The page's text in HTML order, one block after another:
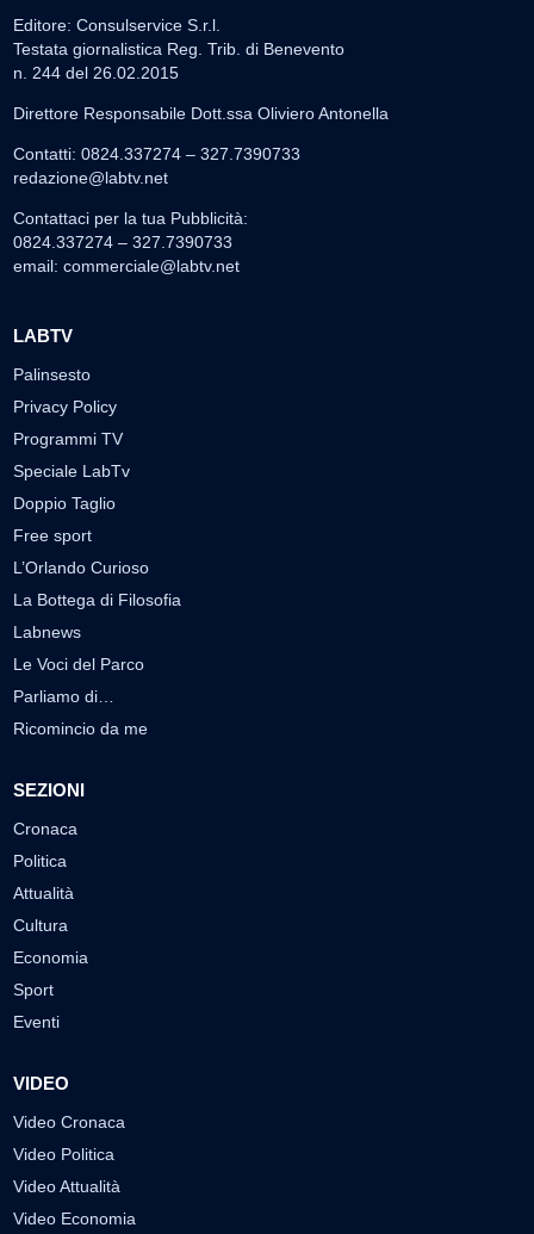
Editore: Consulservice S.r.l.
Testata giornalistica Reg. Trib. di Benevento
n. 244 del 26.02.2015
Direttore Responsabile Dott.ssa Oliviero Antonella
Contatti: 0824.337274 – 327.7390733
redazione@labtv.net
Contattaci per la tua Pubblicità:
0824.337274 – 327.7390733
email: commerciale@labtv.net
LABTV
Palinsesto
Privacy Policy
Programmi TV
Speciale LabTv
Doppio Taglio
Free sport
L’Orlando Curioso
La Bottega di Filosofia
Labnews
Le Voci del Parco
Parliamo di…
Ricomincio da me
SEZIONI
Cronaca
Politica
Attualità
Cultura
Economia
Sport
Eventi
VIDEO
Video Cronaca
Video Politica
Video Attualità
Video Economia